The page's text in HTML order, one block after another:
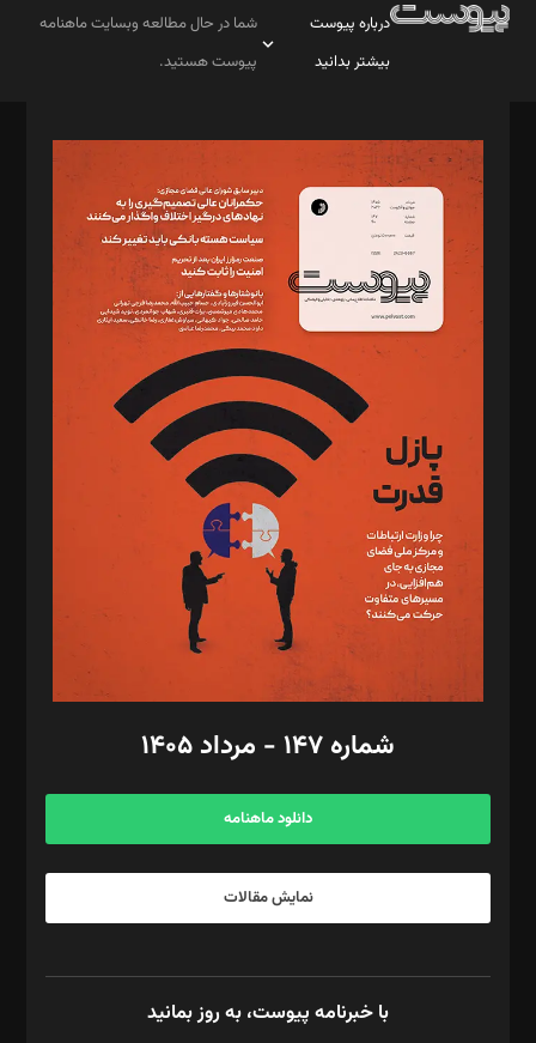
درباره پیوست
بیشتر بدانید
شما در حال مطالعه وبسایت ماهنامه
پیوست هستید.
مدیر مسئول: محمدباقر اثنی‌عشری
سردبیر: مهرک محمودی
دبیر تحریریه: میثم قاسمی
د‌بیر ناداستان: سمانه سمیع
د‌بیر خدمت و تجارت: ابوالفضل رجبی
د‌بیر حقوق فناوری: حسام‌الدین ایپکچی
د‌بیر پیوست جهان: مینا پاکدل
د‌بیر تحریریه آنلاین: بابک نقاش
تحریریه‌: مجتبی محمود‌ی، آرش برهمند، یسنا امان‌پور، سروش کرمیان،
مصطفی مسجدی آرانی، ابوالفضل رجبی، زهرا فکرانه، فائزه فتحی
رستمی،مصطفی باستان
ویرایش: نگار استاد‌‌آقا
طراح یونیفرم: مجید توکلی
فیلمبرداری و عکاسی: امیر شفیعی، مانی لطفی زاده
گرافیک و صفحه‌آرایی: سید‌سبحان‌علی ثابت
مد‌یر توسعه تجاری: کامبیز برید‌
امور مالی: شاپور رهبری، محمد‌ کاظمی‌نیا
آگهی و مشترکین: ۰۹۱۹۹۹۹۰۴۵۴
شماره ۱۴۷ - مرداد ۱۴۰۵
دانلود ماهنامه
نمایش مقالات
با خبرنامه پیوست، به روز بمانید